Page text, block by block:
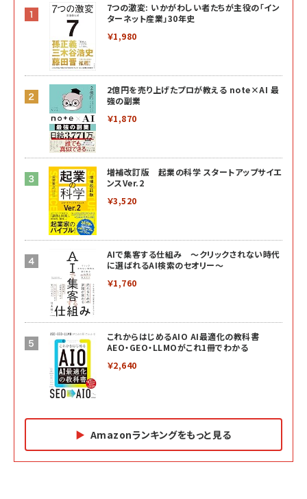
7つの激変: いかがわしい者たちが主役の「イン
ターネット産業」30年史
￥1,980
2億円を売り上げたプロが教える note×AI 最
強の副業
￥1,870
増補改訂版 起業の科学 スタートアップサイエ
ンスVer.2
￥3,520
AIで集客する仕組み ～クリックされない時代
に選ばれるAI検索のセオリー～
￥1,760
これからはじめるAIO AI最適化の教科書
AEO・GEO・LLMOがこれ1冊でわかる
￥2,640
Amazonランキングをもっと見る